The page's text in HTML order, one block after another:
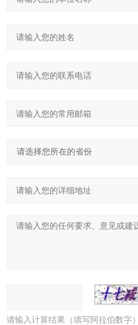
请输入计算结果（填写阿拉伯数字